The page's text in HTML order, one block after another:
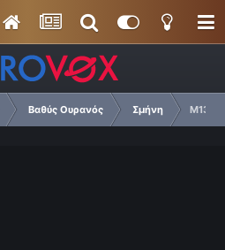
Βαθύς Ουρανός Σμήνη M13